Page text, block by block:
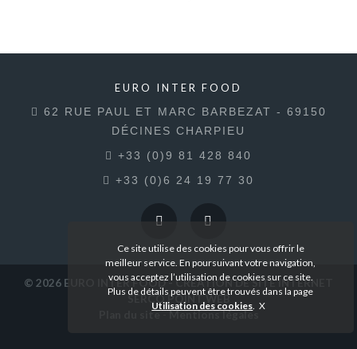
EURO INTER FOOD
62 RUE PAUL ET MARC BARBEZAT - 69150
DÉCINES CHARPIEU
+33 (0)9 81 428 840
+33 (0)6 24 19 77 30
© 2026 EURO INTER FOOD- CRÉATION DE SITE INTERNET
SERCO POINT WEB
Plan du site-Mentions légales
Ce site utilise des cookies pour vous offrir le
meilleur service. En poursuivant votre navigation,
vous acceptez l’utilisation de cookies sur ce site.
Plus de détails peuvent être trouvés dans la page
Utilisation des cookies